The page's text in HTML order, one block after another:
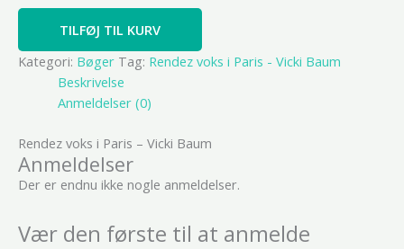
TILFØJ TIL KURV
Kategori: Bøger Tag: Rendez voks i Paris - Vicki Baum
Beskrivelse
Anmeldelser (0)
Rendez voks i Paris – Vicki Baum
Anmeldelser
Der er endnu ikke nogle anmeldelser.
Vær den første til at anmelde